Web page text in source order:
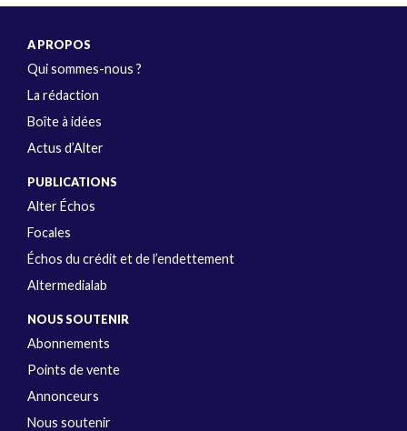
A PROPOS
Qui sommes-nous ?
La rédaction
Boîte à idées
Actus d’Alter
PUBLICATIONS
Alter Échos
Focales
Échos du crédit et de l’endettement
Altermedialab
NOUS SOUTENIR
Abonnements
Points de vente
Annonceurs
Nous soutenir